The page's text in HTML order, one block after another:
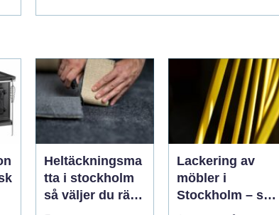
Heltäckningsma
tta i stockholm
så väljer du rätt
matta till hem
Lackering av
möbler i
Stockholm – så
förnyar du